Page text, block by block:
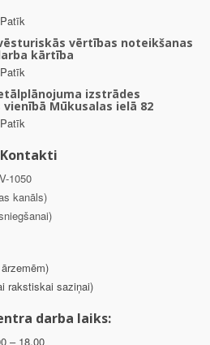
vērtības noteikšanas
kārtība
izstrādes
Mūkusalas ielā 82
Kontakti
1050
kanāls)
rakstiskai saziņai)
darba laiks:
– 18.00